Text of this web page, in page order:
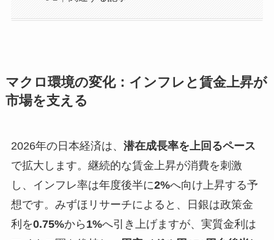
マクロ環境の変化：インフレと賃金上昇が
市場を支える
2026年の日本経済は、 潜在成長率を上回るペース
で拡大します。継続的な賃金上昇が消費を刺激
し、インフレ率は年度後半に2%へ向け上昇する予
想です。みずほリサーチによると、日銀は政策金
利を0.75%から 1%へ引き上げますが、実質金利は